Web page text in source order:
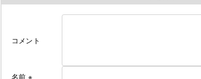
コメント
名前 ※